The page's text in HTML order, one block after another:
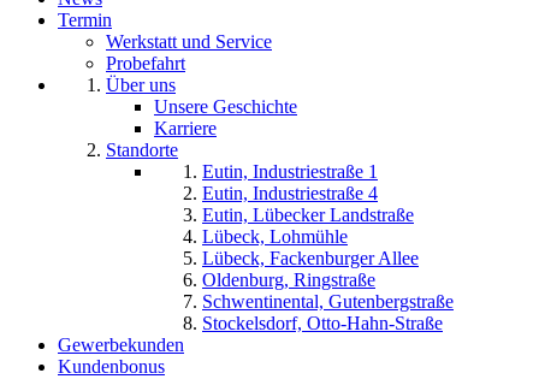
Termin
Werkstatt und Service
Probefahrt
Über uns
Unsere Geschichte
Karriere
Standorte
Eutin, Industriestraße 1
Eutin, Industriestraße 4
Eutin, Lübecker Landstraße
Lübeck, Lohmühle
Lübeck, Fackenburger Allee
Oldenburg, Ringstraße
Schwentinental, Gutenbergstraße
Stockelsdorf, Otto-Hahn-Straße
Gewerbekunden
Kundenbonus